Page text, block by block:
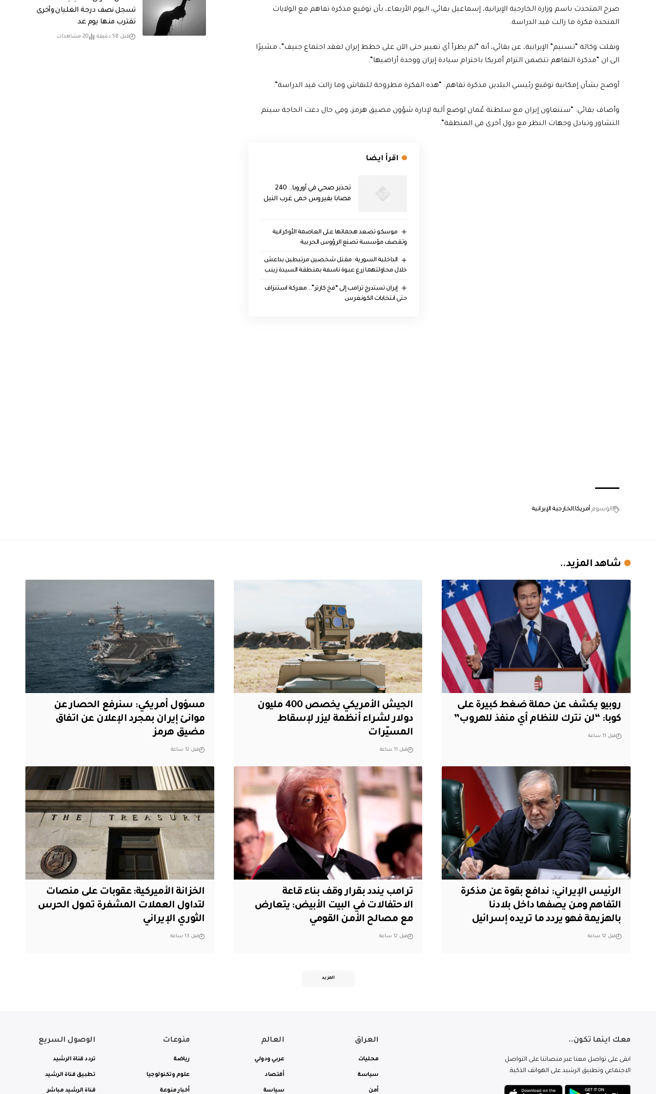
صرح المتحدث باسم وزارة الخارجية الإيرانية، إسماعيل بقائي، اليوم الأربعاء، بأن توقيع مذكرة تفاهم مع الولايات
المتحدة فكرة ما زالت قيد الدراسة.
ونقلت وكالة “تسنيم” الإيرانية، عن بقائي، أنه “لم يطرأ أي تغيير حتى الآن على خطط إيران لعقد اجتماع جنيف”، مشيرًا
الى ان “مذكرة التفاهم تتضمن التزام أمريكا باحترام سيادة إيران ووحدة أراضيها”.
أوضح بشأن إمكانية توقيع رئيسي البلدين مذكرة تفاهم: “هذه الفكرة مطروحة للنقاش وما زالت قيد الدراسة”.
وأضاف بقائي: “ستتعاون إيران مع سلطنة عُمان لوضع آلية لإدارة شؤون مضيق هرمز، وفي حال دعت الحاجة سيتم
التشاور وتبادل وجهات النظر مع دول أخرى في المنطقة”.
اقرأ ايضا
تحذير صحي في أوروبا.. 240
مصابا بفيروس حمى غرب النيل
موسكو تصعد هجماتها على العاصمة الأوكرانية
وتقصف مؤسسة تصنع الرؤوس الحربية
الداخلية السورية: مقتل شخصين مرتبطين بداعش
خلال محاولتهما زرع عبوة ناسفة بمنطقة السيدة زينب
إيران تستدرج ترامب إلى “فخ كارتر”.. معركة استنزاف
حتى انتخابات الكونغرس
الوسوم أمريكا الخارجية الإيرانية
تسجل نصف درجة الغليان وأخرى
تقترب منها يوم غد
قبل 58 دقيقة 20 مشاهدات
شاهد المزيد..
روبيو يكشف عن حملة ضغط كبيرة على
كوبا: “لن نترك للنظام أي منفذ للهروب”
قبل 11 ساعة
الجيش الأمريكي يخصص 400 مليون
دولار لشراء أنظمة ليزر لإسقاط
المسيّرات
قبل 11 ساعة
مسؤول أمريكي: سنرفع الحصار عن
موانئ إيران بمجرد الإعلان عن اتفاق
مضيق هرمز
قبل 12 ساعة
الرئيس الإيراني: ندافع بقوة عن مذكرة
التفاهم ومن يصفها داخل بلادنا
بالهزيمة فهو يردد ما تريده إسرائيل
قبل 12 ساعة
ترامب يندد بقرار وقف بناء قاعة
الاحتفالات في البيت الأبيض: يتعارض
مع مصالح الأمن القومي
قبل 12 ساعة
الخزانة الأميركية: عقوبات على منصات
لتداول العملات المشفرة تمول الحرس
الثوري الإيراني
قبل 13 ساعة
المزيد
معك اينما تكون..
ابقى على تواصل معنا عبر منصاتنا على التواصل
الاجتماعي وتطبيق الرشيد على الهواتف الذكية.
العراق
محليات
سياسة
أمن
العالم
عربي ودولي
أقتصاد
سياسة
منوعات
رياضة
علوم وتكنولوجيا
أخبار منوعة
الوصول السريع
تردد قناة الرشيد
تطبيق قناة الرشيد
قناة الرشيد مباشر